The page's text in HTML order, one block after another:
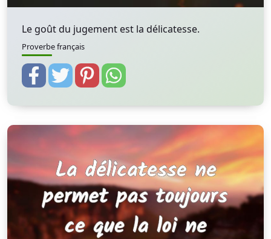
Le goût du jugement est la délicatesse.
Proverbe français